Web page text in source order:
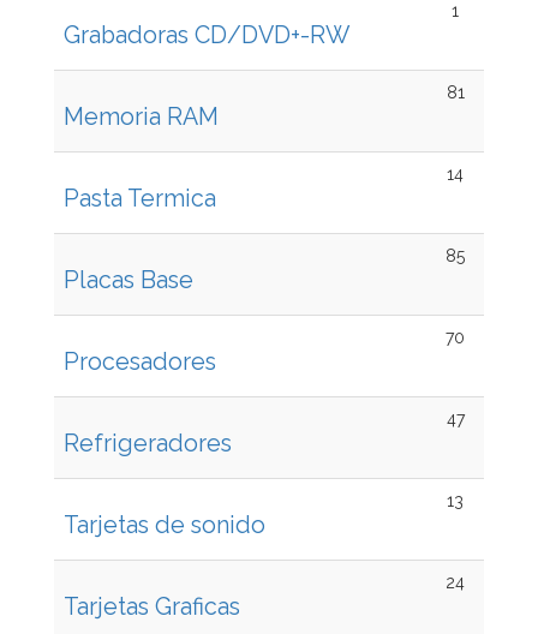
Grabadoras CD/DVD+-RW
1
Memoria RAM
81
Pasta Termica
14
Placas Base
85
Procesadores
70
Refrigeradores
47
Tarjetas de sonido
13
Tarjetas Graficas
24